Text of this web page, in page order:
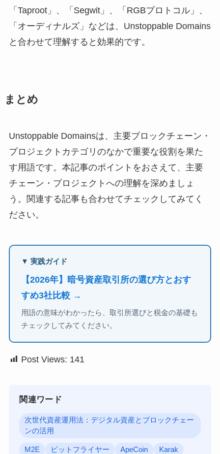
「Taproot」、「Segwit」、「RGBプロトコル」、
「オーディナルズ」などは、Unstoppable Domains
と合わせて理解すると効果的です。
まとめ
Unstoppable Domainsは、主要ブロックチェーン・
プロジェクトカテゴリのなかで重要な役割を果た
す用語です。本記事のポイントをおさえて、主要
チェーン・プロジェクトへの理解を深めましょ
う。関連する記事も合わせてチェックしてみてく
ださい。
▼ 実践ガイド
【2026年】暗号資産取引所の選び方とおす
すめ3社比較 →
用語の意味がわかったら、取引所選びと税金の基礎も
チェックしてみてください。
Post Views: 141
関連ワード
次世代資産運用法：デジタル資産とブロックチェー
ンの活用
M2E ビットフライヤー ApeCoin Karak